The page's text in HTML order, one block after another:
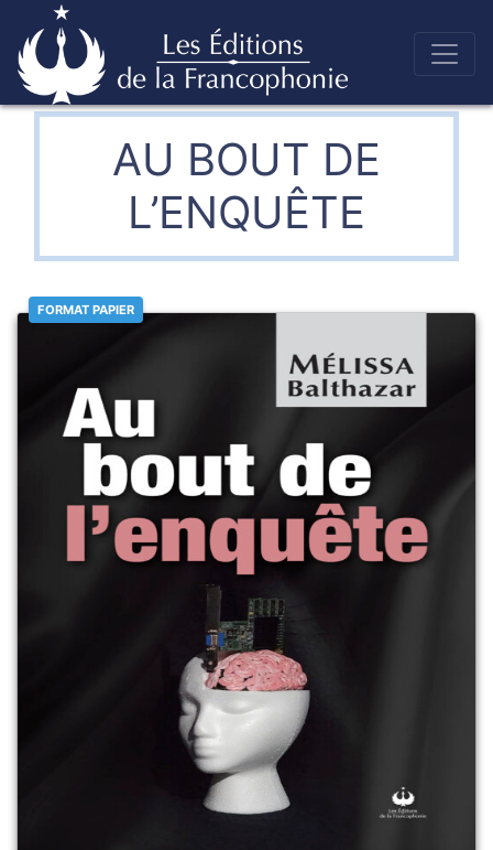
Skip
to Éditions de la francophonie
AU BOUT DE
L’ENQUÊTE
FORMAT PAPIER